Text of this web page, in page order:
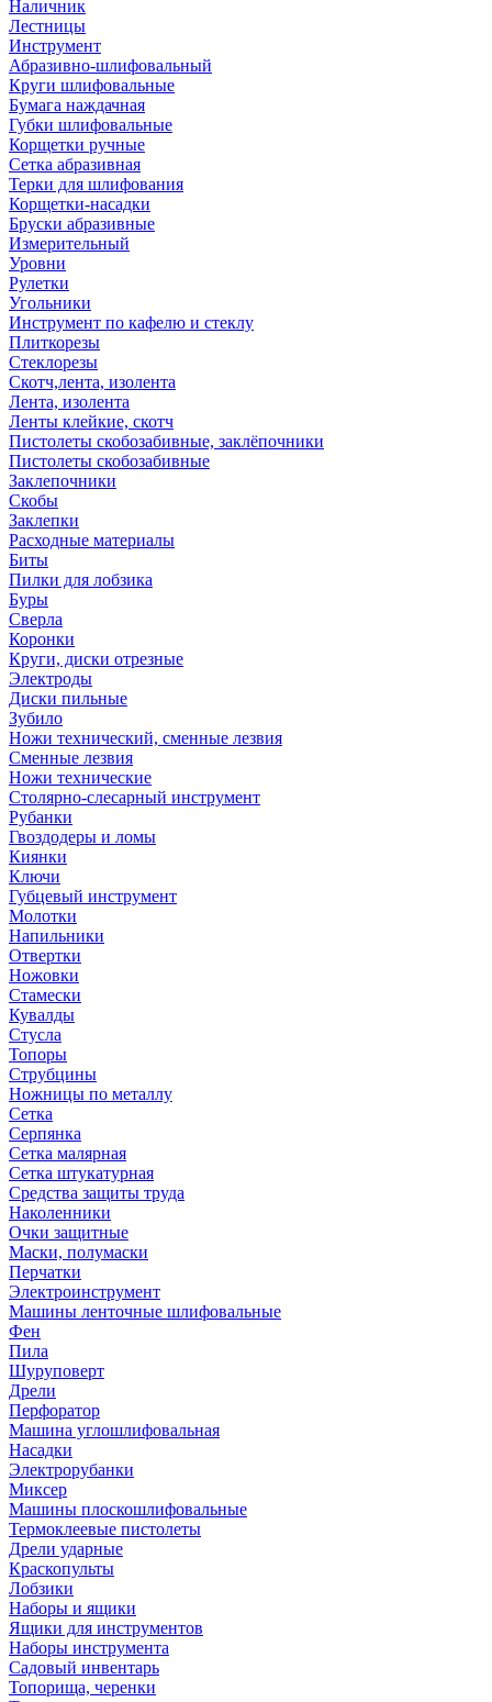
Наличник
Лестницы
Инструмент
Абразивно-шлифовальный
Круги шлифовальные
Бумага наждачная
Губки шлифовальные
Корщетки ручные
Сетка абразивная
Терки для шлифования
Корщетки-насадки
Бруски абразивные
Измерительный
Уровни
Рулетки
Угольники
Инструмент по кафелю и стеклу
Плиткорезы
Стеклорезы
Скотч,лента, изолента
Лента, изолента
Ленты клейкие, скотч
Пистолеты скобозабивные, заклёпочники
Пистолеты скобозабивные
Заклепочники
Скобы
Заклепки
Расходные материалы
Биты
Пилки для лобзика
Буры
Сверла
Коронки
Круги, диски отрезные
Электроды
Диски пильные
Зубило
Ножи технический, сменные лезвия
Сменные лезвия
Ножи технические
Столярно-слесарный инструмент
Рубанки
Гвоздодеры и ломы
Киянки
Ключи
Губцевый инструмент
Молотки
Напильники
Отвертки
Ножовки
Стамески
Кувалды
Стусла
Топоры
Струбцины
Ножницы по металлу
Сетка
Серпянка
Сетка малярная
Сетка штукатурная
Средства защиты труда
Наколенники
Очки защитные
Маски, полумаски
Перчатки
Электроинструмент
Машины ленточные шлифовальные
Фен
Пила
Шуруповерт
Дрели
Перфоратор
Машина углошлифовальная
Насадки
Электрорубанки
Миксер
Машины плоскошлифовальные
Термоклеевые пистолеты
Дрели ударные
Краскопульты
Лобзики
Наборы и ящики
Ящики для инструментов
Наборы инструмента
Садовый инвентарь
Топорища, черенки